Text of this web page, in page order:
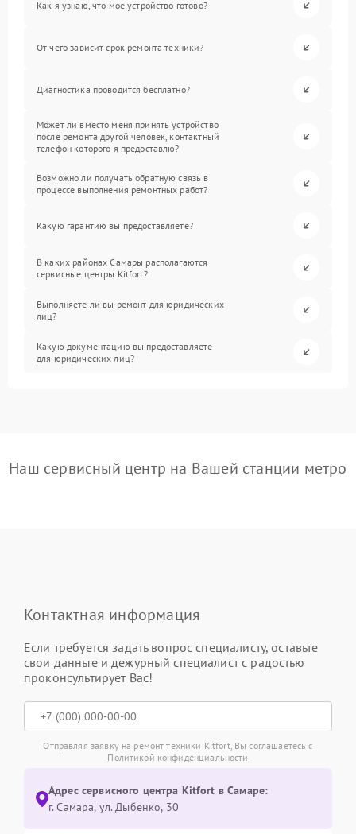
Как я узнаю, что мое устройство готово?
От чего зависит срок ремонта техники?
Диагностика проводится бесплатно?
Может ли вместо меня принять устройство
после ремонта другой человек, контактный
телефон которого я предоставлю?
Возможно ли получать обратную связь в
процессе выполнения ремонтных работ?
Какую гарантию вы предоставляете?
В каких районах Самары располагаются
сервисные центры Kitfort?
Выполняете ли вы ремонт для юридических
лиц?
Какую документацию вы предоставляете
для юридических лиц?
Наш сервисный центр на Вашей станции метро
Контактная информация
Если требуется задать вопрос специалисту, оставьте
свои данные и дежурный специалист с радостью
проконсультирует Вас!
Отправляя заявку на ремонт техники Kitfort, Вы соглашаетесь с
Политикой конфиденциальности
Адрес сервисного центра Kitfort в Самаре:
г. Самара, ул. Дыбенко, 30